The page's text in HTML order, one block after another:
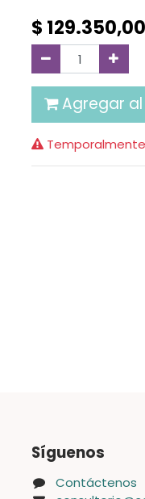
$ 129.350,00
Agregar
Síguenos
Contáctenos